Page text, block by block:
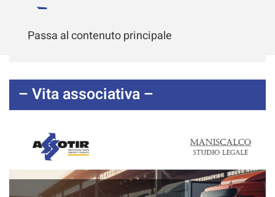
Passa al contenuto principale
– Vita associativa –